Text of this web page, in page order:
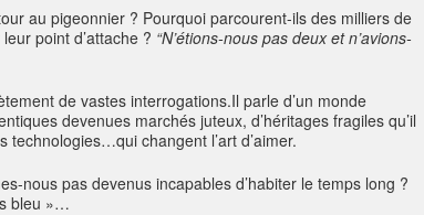
au pigeonnier ? Pourquoi parcourent-ils des milliers de
point d’attache ? “N’étions-nous pas deux et n’avions-
de vastes interrogations.Il parle d’un monde
devenues marchés juteux, d’héritages fragiles qu’il
technologies…qui changent l’art d’aimer.
nous pas devenus incapables d’habiter le temps long ?
bleu »…